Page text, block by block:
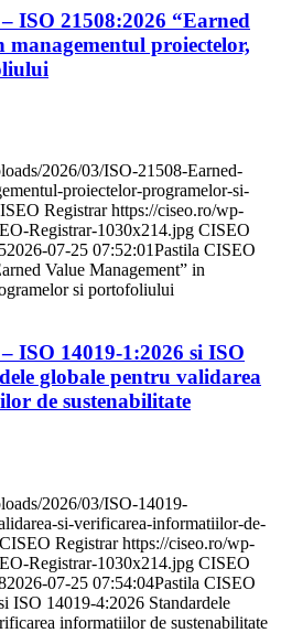
ISO 21508:2026 “Earned
managementul proiectelor,
2026/03/ISO-21508-Earned-
proiectelor-programelor-si-
Registrar https://ciseo.ro/wp-
Registrar-1030x214.jpg CISEO
2026-07-25 07:52:01Pastila CISEO
Value Management” in
si portofoliului
ISO 14019-1:2026 si ISO
globale pentru validarea
de sustenabilitate
2026/03/ISO-14019-
si-verificarea-informatiilor-de-
CISEO Registrar https://ciseo.ro/wp-
Registrar-1030x214.jpg CISEO
2026-07-25 07:54:04Pastila CISEO
ISO 14019-4:2026 Standardele
informatiilor de sustenabilitate